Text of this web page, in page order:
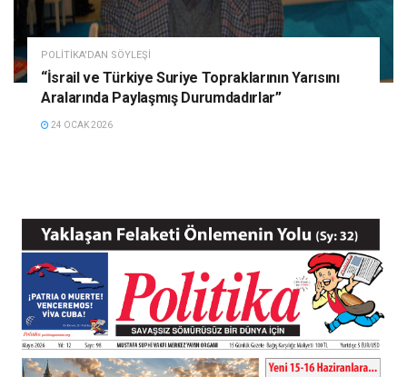
POLITIKA'DAN SÖYLEŞI
“İsrail ve Türkiye Suriye Topraklarının Yarısını
Aralarında Paylaşmış Durumdadırlar”
24 OCAK 2026